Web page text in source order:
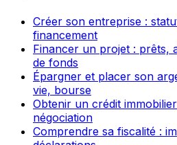
Créer son entreprise :
financement
Financer un projet : prêts,
de fonds
Épargner et placer son
vie, bourse
Obtenir un crédit
négociation
Comprendre sa fiscalité :